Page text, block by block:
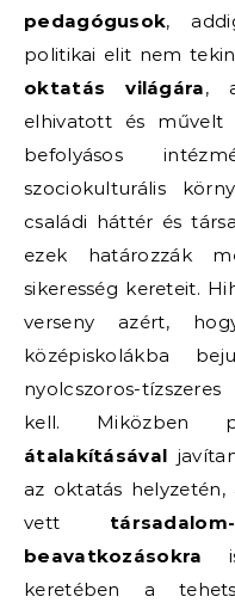
pedagógusok,
politikai elit nem
oktatás világára,
elhivatott és művelt
befolyásos
szociokulturális
családi háttér és
ezek határozzák
sikeresség kereteit.
verseny azért,
középiskolákba
nyolcszoros-
kell.
átalakításával
az oktatás
vett
beavatkozásokra
keretében a